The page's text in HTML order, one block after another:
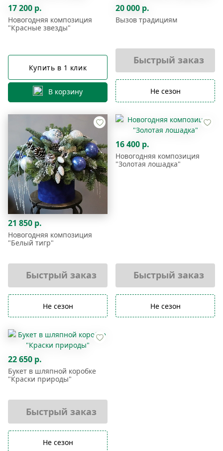
17 200 р.
Новогодняя композиция
"Красные звезды"
Купить в 1 клик
В корзину
20 000 р.
Вызов традициям
Быстрый заказ
Не сезон
21 850 р.
Новогодняя композиция
"Белый тигр"
Быстрый заказ
Не сезон
16 400 р.
Новогодняя композиция
"Золотая лошадка"
Быстрый заказ
Не сезон
22 650 р.
Букет в шляпной коробке
"Краски природы"
Быстрый заказ
Не сезон